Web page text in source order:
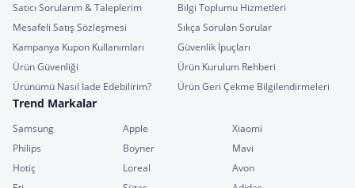
Satıcı Sorularım & Taleplerim
Bilgi Toplumu Hizmetleri
Mesafeli Satış Sözleşmesi
Sıkça Sorulan Sorular
Kampanya Kupon Kullanımları
Güvenlik İpuçları
Ürün Güvenliği
Ürün Kurulum Rehberi
Ürünümü Nasıl İade Edebilirim?
Ürün Geri Çekme Bilgilendirmeleri
Trend Markalar
Samsung Apple
Xiaomi
Philips
Boyner
Mavi
Hotiç
Loreal
Avon